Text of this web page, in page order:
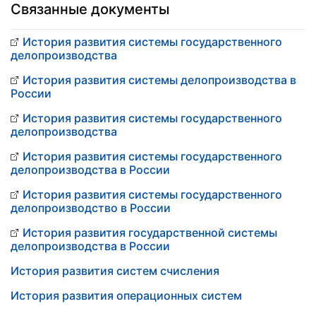
Связанные документы
История развития системы государственного
делопроизводства
История развития системы делопроизводства в
России
История развития системы государственного
делопроизводства
История развития системы государственного
делопроизводства в России
История развития системы государственного
делопроизводство в России
История развития государственной системы
делопроизводства в России
История развития систем счисления
История развития операционных систем